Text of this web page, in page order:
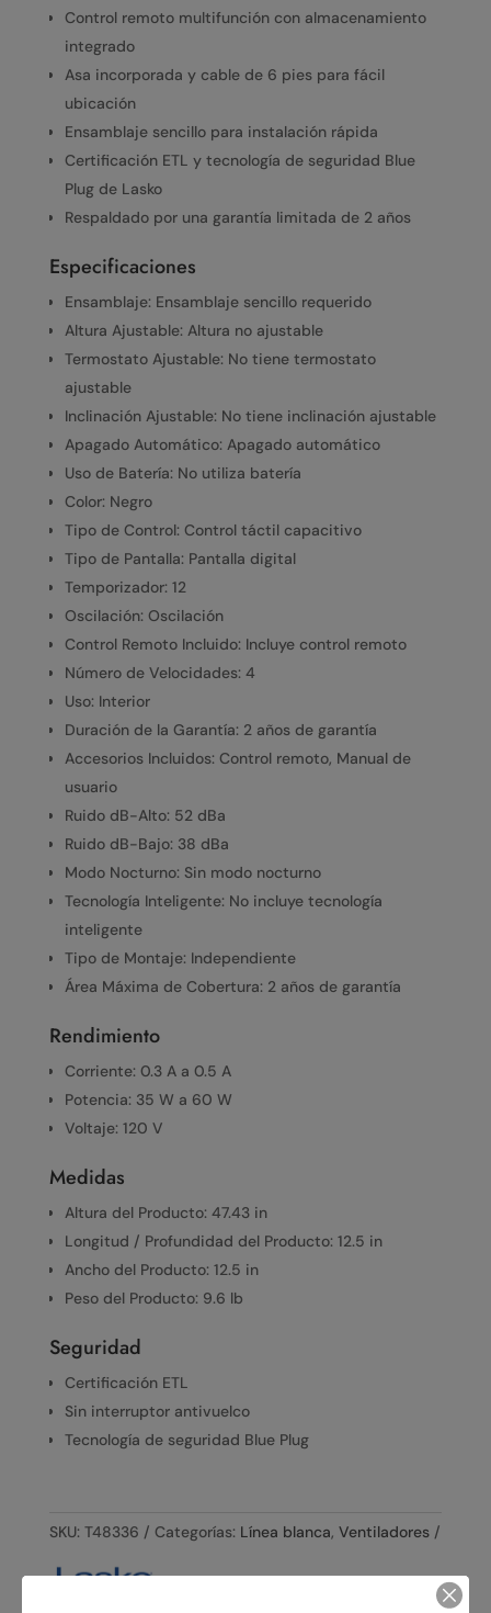
Control remoto multifunción con almacenamiento
integrado
Asa incorporada y cable de 6 pies para fácil
ubicación
Ensamblaje sencillo para instalación rápida
Certificación ETL y tecnología de seguridad Blue
Plug de Lasko
Respaldado por una garantía limitada de 2 años
Especificaciones
Ensamblaje: Ensamblaje sencillo requerido
Altura Ajustable: Altura no ajustable
Termostato Ajustable: No tiene termostato
ajustable
Inclinación Ajustable: No tiene inclinación ajustable
Apagado Automático: Apagado automático
Uso de Batería: No utiliza batería
Color: Negro
Tipo de Control: Control táctil capacitivo
Tipo de Pantalla: Pantalla digital
Temporizador: 12
Oscilación: Oscilación
Control Remoto Incluido: Incluye control remoto
Número de Velocidades: 4
Uso: Interior
Duración de la Garantía: 2 años de garantía
Accesorios Incluidos: Control remoto, Manual de
usuario
Ruido dB-Alto: 52 dBa
Ruido dB-Bajo: 38 dBa
Modo Nocturno: Sin modo nocturno
Tecnología Inteligente: No incluye tecnología
inteligente
Tipo de Montaje: Independiente
Área Máxima de Cobertura: 2 años de garantía
Rendimiento
Corriente: 0.3 A a 0.5 A
Potencia: 35 W a 60 W
Voltaje: 120 V
Medidas
Altura del Producto: 47.43 in
Longitud / Profundidad del Producto: 12.5 in
Ancho del Producto: 12.5 in
Peso del Producto: 9.6 lb
Seguridad
Certificación ETL
Sin interruptor antivuelco
Tecnología de seguridad Blue Plug
SKU: T48336 Categorías: Línea blanca, Ventiladores